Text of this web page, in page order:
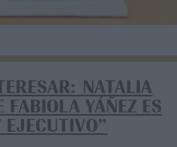
NATALIA
FABIOLA YÁÑEZ ES